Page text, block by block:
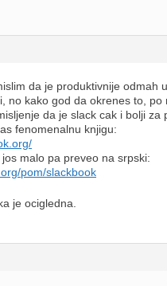
da je produktivnije odmah
no kako god da okrenes to,
da je slack cak i bolji za
fenomenalnu knjigu:
malo pa preveo na srpski:
pom/slackbook
je ocigledna.